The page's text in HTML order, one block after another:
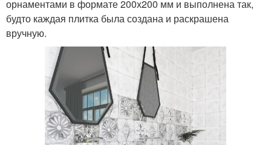
орнаментами в формате 200х200 мм и выполнена так,
будто каждая плитка была создана и раскрашена
вручную.